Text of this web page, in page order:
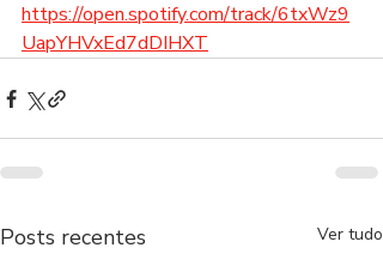
https://open.spotify.com/track/6txWz9
UapYHVxEd7dDIHXT
Posts recentes Ver tudo